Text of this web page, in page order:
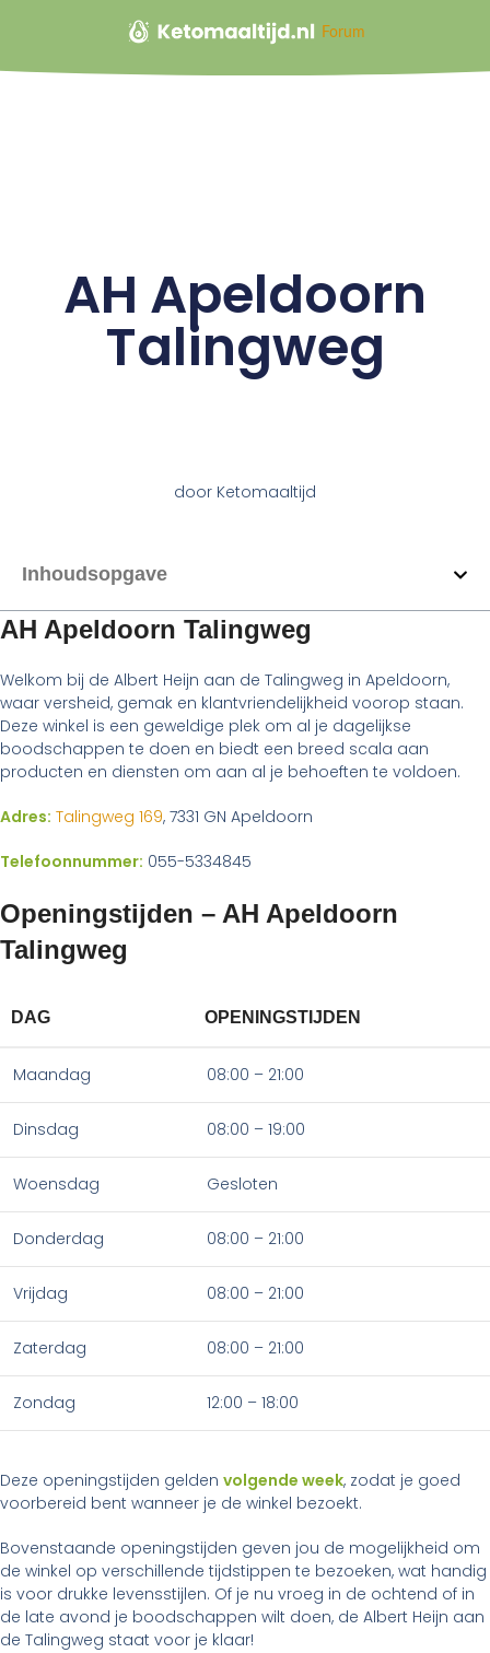
Forum
AH Apeldoorn
Talingweg
doorKetomaaltijd
Inhoudsopgave
AH Apeldoorn Talingweg
Welkom bij de Albert Heijn aan de Talingweg in Apeldoorn,
waar versheid, gemak en klantvriendelijkheid voorop staan.
Deze winkel is een geweldige plek om al je dagelijkse
boodschappen te doen en biedt een breed scala aan
producten en diensten om aan al je behoeften te voldoen.
Adres: Talingweg 169, 7331 GN Apeldoorn
Telefoonnummer: 055-5334845
Openingstijden – AH Apeldoorn
Talingweg
DAG OPENINGSTIJDEN
Maandag 08:00 – 21:00
Dinsdag 08:00 – 19:00
Woensdag Gesloten
Donderdag 08:00 – 21:00
Vrijdag 08:00 – 21:00
Zaterdag 08:00 – 21:00
Zondag 12:00 – 18:00
Deze openingstijden gelden volgende week, zodat je goed
voorbereid bent wanneer je de winkel bezoekt.
Bovenstaande openingstijden geven jou de mogelijkheid om
de winkel op verschillende tijdstippen te bezoeken, wat handig
is voor drukke levensstijlen. Of je nu vroeg in de ochtend of in
de late avond je boodschappen wilt doen, de Albert Heijn aan
de Talingweg staat voor je klaar!